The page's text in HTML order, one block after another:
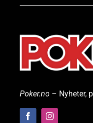
Poker.no – Nyheter,